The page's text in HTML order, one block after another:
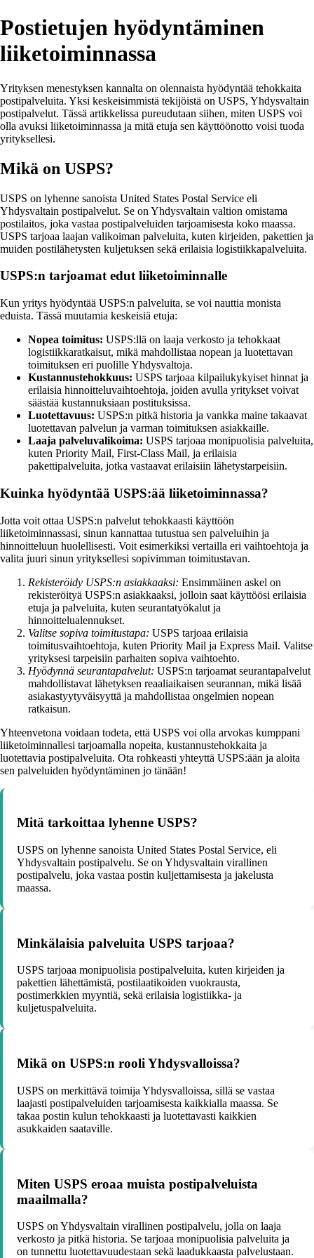
Postietujen hyödyntäminen
liiketoiminnassa
Yrityksen menestyksen kannalta on olennaista hyödyntää tehokkaita
postipalveluita. Yksi keskeisimmistä tekijöistä on USPS, Yhdysvaltain
postipalvelut. Tässä artikkelissa pureudutaan siihen, miten USPS voi
olla avuksi liiketoiminnassa ja mitä etuja sen käyttöönotto voisi tuoda
yrityksellesi.
Mikä on USPS?
USPS on lyhenne sanoista United States Postal Service eli
Yhdysvaltain postipalvelut. Se on Yhdysvaltain valtion omistama
postilaitos, joka vastaa postipalveluiden tarjoamisesta koko maassa.
USPS tarjoaa laajan valikoiman palveluita, kuten kirjeiden, pakettien ja
muiden postilähetysten kuljetuksen sekä erilaisia logistiikkapalveluita.
USPS:n tarjoamat edut liiketoiminnalle
Kun yritys hyödyntää USPS:n palveluita, se voi nauttia monista
eduista. Tässä muutamia keskeisiä etuja:
Nopea toimitus: USPS:llä on laaja verkosto ja tehokkaat
logistiikkaratkaisut, mikä mahdollistaa nopean ja luotettavan
toimituksen eri puolille Yhdysvaltoja.
Kustannustehokkuus: USPS tarjoaa kilpailukykyiset hinnat ja
erilaisia hinnoitteluvaihtoehtoja, joiden avulla yritykset voivat
säästää kustannuksiaan postituksissa.
Luotettavuus: USPS:n pitkä historia ja vankka maine takaavat
luotettavan palvelun ja varman toimituksen asiakkaille.
Laaja palveluvalikoima: USPS tarjoaa monipuolisia palveluita,
kuten Priority Mail, First-Class Mail, ja erilaisia
pakettipalveluita, jotka vastaavat erilaisiin lähetystarpeisiin.
Kuinka hyödyntää USPS:ää liiketoiminnassa?
Jotta voit ottaa USPS:n palvelut tehokkaasti käyttöön
liiketoiminnassasi, sinun kannattaa tutustua sen palveluihin ja
hinnoitteluun huolellisesti. Voit esimerkiksi vertailla eri vaihtoehtoja ja
valita juuri sinun yrityksellesi sopivimman toimitustavan.
Rekisteröidy USPS:n asiakkaaksi: Ensimmäinen askel on
rekisteröityä USPS:n asiakkaaksi, jolloin saat käyttöösi erilaisia
etuja ja palveluita, kuten seurantatyökalut ja
hinnoittelualennukset.
Valitse sopiva toimitustapa: USPS tarjoaa erilaisia
toimitusvaihtoehtoja, kuten Priority Mail ja Express Mail. Valitse
yrityksesi tarpeisiin parhaiten sopiva vaihtoehto.
Hyödynnä seurantapalvelut: USPS:n tarjoamat seurantapalvelut
mahdollistavat lähetyksen reaaliaikaisen seurannan, mikä lisää
asiakastyytyväisyyttä ja mahdollistaa ongelmien nopean
ratkaisun.
Yhteenvetona voidaan todeta, että USPS voi olla arvokas kumppani
liiketoiminnallesi tarjoamalla nopeita, kustannustehokkaita ja
luotettavia postipalveluita. Ota rohkeasti yhteyttä USPS:ään ja aloita
sen palveluiden hyödyntäminen jo tänään!
Mitä tarkoittaa lyhenne USPS?
USPS on lyhenne sanoista United States Postal Service, eli
Yhdysvaltain postipalvelu. Se on Yhdysvaltain virallinen
postipalvelu, joka vastaa postin kuljettamisesta ja jakelusta
maassa.
Minkälaisia palveluita USPS tarjoaa?
USPS tarjoaa monipuolisia postipalveluita, kuten kirjeiden ja
pakettien lähettämistä, postilaatikoiden vuokrausta,
postimerkkien myyntiä, sekä erilaisia logistiikka- ja
kuljetuspalveluita.
Mikä on USPS:n rooli Yhdysvalloissa?
USPS on merkittävä toimija Yhdysvalloissa, sillä se vastaa
laajasti postipalveluiden tarjoamisesta kaikkialla maassa. Se
takaa postin kulun tehokkaasti ja luotettavasti kaikkien
asukkaiden saataville.
Miten USPS eroaa muista postipalveluista
maailmalla?
USPS on Yhdysvaltain virallinen postipalvelu, jolla on laaja
verkosto ja pitkä historia. Se tarjoaa monipuolisia palveluita ja
on tunnettu luotettavuudestaan sekä laadukkaasta palvelustaan.